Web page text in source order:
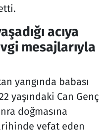
acıya
mesajlarıyla
yangında babası
yaşındaki Can Genç
doğmasına
vefat eden